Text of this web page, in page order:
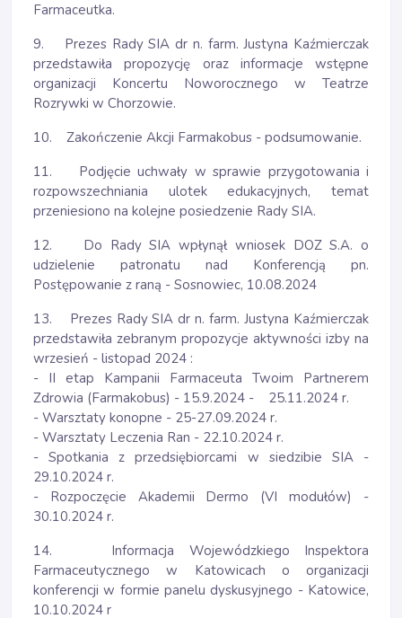
Farmaceutka.
9. Prezes Rady SIA dr n. farm. Justyna Kaźmierczak
przedstawiła propozycję oraz informacje wstępne
organizacji Koncertu Noworocznego w Teatrze
Rozrywki w Chorzowie.
10. Zakończenie Akcji Farmakobus - podsumowanie.
11. Podjęcie uchwały w sprawie przygotowania i
rozpowszechniania ulotek edukacyjnych, temat
przeniesiono na kolejne posiedzenie Rady SIA.
12. Do Rady SIA wpłynął wniosek DOZ S.A. o
udzielenie patronatu nad Konferencją pn.
Postępowanie z raną - Sosnowiec, 10.08.2024
13. Prezes Rady SIA dr n. farm. Justyna Kaźmierczak
przedstawiła zebranym propozycje aktywności izby na
wrzesień - listopad 2024 :
- II etap Kampanii Farmaceuta Twoim Partnerem
Zdrowia (Farmakobus) - 15.9.2024 - 25.11.2024 r.
- Warsztaty konopne - 25-27.09.2024 r.
- Warsztaty Leczenia Ran - 22.10.2024 r.
- Spotkania z przedsiębiorcami w siedzibie SIA -
29.10.2024 r.
- Rozpoczęcie Akademii Dermo (VI modułów) -
30.10.2024 r.
14. Informacja Wojewódzkiego Inspektora
Farmaceutycznego w Katowicach o organizacji
konferencji w formie panelu dyskusyjnego - Katowice,
10.10.2024 r